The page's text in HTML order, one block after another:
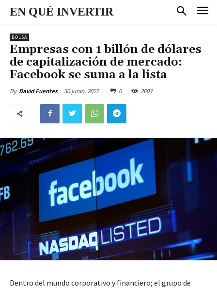
EN QUÉ INVERTIR
BOLSA
Empresas con 1 billón de dólares
de capitalización de mercado:
Facebook se suma a la lista
By David Fuentes 30 junio, 2021 0 2603
Dentro del mundo corporativo y financiero; el grupo de